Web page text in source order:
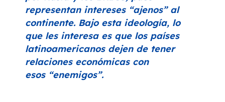
representan intereses “ajenos”al
continente. Bajo esta ideología, lo
que les interesa es que los países
latinoamericanos dejen de tener
relaciones económicas con
esos “enemigos”.